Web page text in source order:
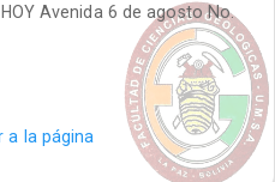
Avenida 6 de agosto No.
a la página